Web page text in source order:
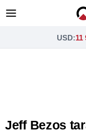
USD:11
Jeff Bezos